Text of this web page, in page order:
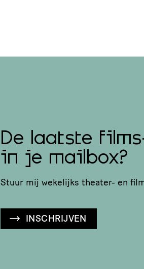
De laatste
in je mailbox?
Stuur mij wekelijks theater- en
INSCHRIJVEN